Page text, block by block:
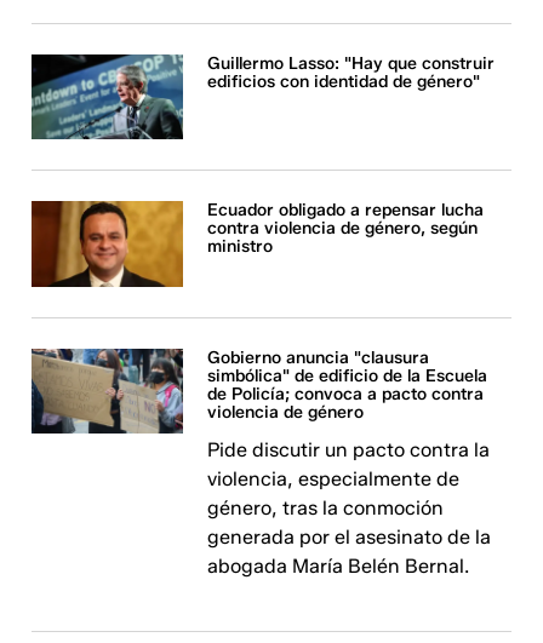
Guillermo Lasso: "Hay que construir
edificios con identidad de género"
Ecuador obligado a repensar lucha
contra violencia de género, según
ministro
Gobierno anuncia "clausura
simbólica" de edificio de la Escuela
de Policía; convoca a pacto contra
violencia de género
Pide discutir un pacto contra la
violencia, especialmente de
género, tras la conmoción
generada por el asesinato de la
abogada María Belén Bernal.